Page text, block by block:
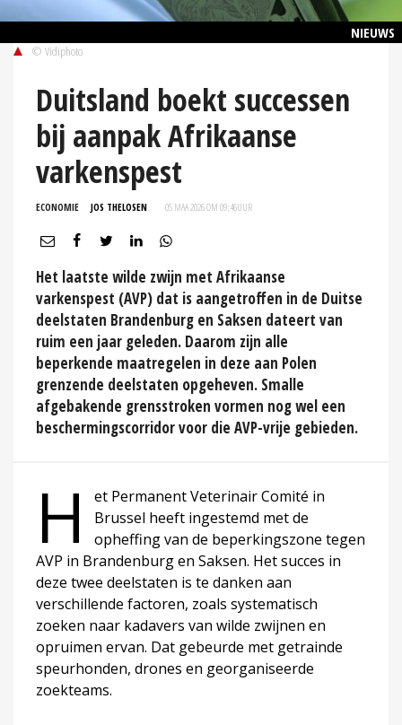
NIEUWS
© Vidiphoto
Duitsland boekt successen
bij aanpak Afrikaanse
varkenspest
ECONOMIE JOS THELOSEN 05 MAA 2026 OM 09:46UUR
Het laatste wilde zwijn met Afrikaanse
varkenspest (AVP) dat is aangetroffen in de Duitse
deelstaten Brandenburg en Saksen dateert van
ruim een jaar geleden. Daarom zijn alle
beperkende maatregelen in deze aan Polen
grenzende deelstaten opgeheven. Smalle
afgebakende grensstroken vormen nog wel een
beschermingscorridor voor die AVP-vrije gebieden.
H
et Permanent Veterinair Comité in
Brussel heeft ingestemd met de
opheffing van de beperkingszone tegen
AVP in Brandenburg en Saksen. Het succes in
deze twee deelstaten is te danken aan
verschillende factoren, zoals systematisch
zoeken naar kadavers van wilde zwijnen en
opruimen ervan. Dat gebeurde met getrainde
speurhonden, drones en georganiseerde
zoekteams.